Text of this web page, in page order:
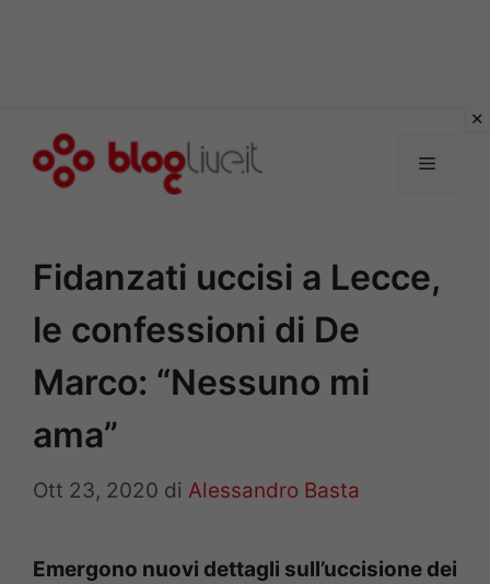
Menu
Fidanzati uccisi a Lecce,
le confessioni di De
Marco: “Nessuno mi
ama”
Ott 23, 2020 di Alessandro Basta
Emergono nuovi dettagli sull’uccisione dei